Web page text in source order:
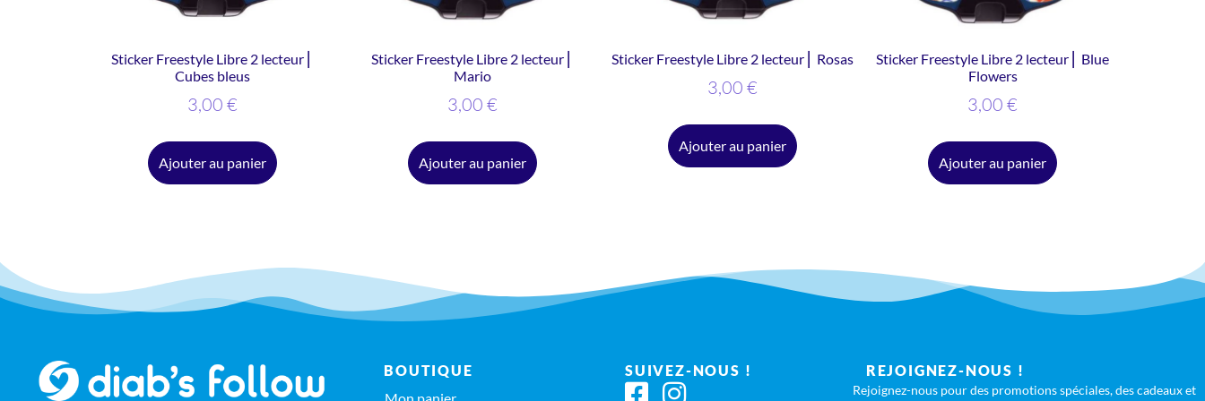
Sticker Freestyle Libre 2 lecteur ⎜
Cubes bleus
3,00 €
Ajouter au panier
Sticker Freestyle Libre 2 lecteur ⎜
Mario
3,00 €
Ajouter au panier
Sticker Freestyle Libre 2 lecteur ⎜ Rosas
3,00 €
Ajouter au panier
Sticker Freestyle Libre 2 lecteur ⎜ Blue
Flowers
3,00 €
Ajouter au panier
BOUTIQUE
SUIVEZ-NOUS ! REJOIGNEZ-NOUS !
Rejoignez-nous pour des promotions spéciales, des cadeaux et